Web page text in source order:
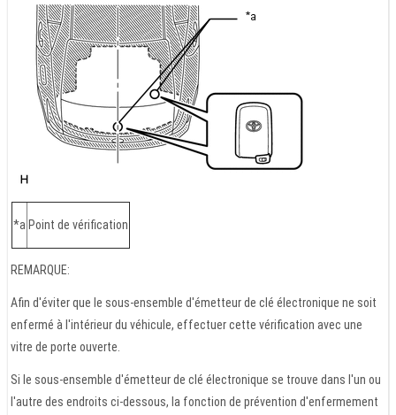
*a Point de vérification
REMARQUE:
Afin d'éviter que le sous-ensemble d'émetteur de clé électronique ne soit
enfermé à l'intérieur du véhicule, effectuer cette vérification avec une
vitre de porte ouverte.
Si le sous-ensemble d'émetteur de clé électronique se trouve dans l'un ou
l'autre des endroits ci-dessous, la fonction de prévention d'enfermement